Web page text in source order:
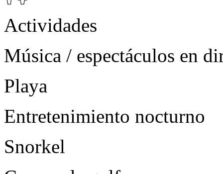
Actividades
Música / espectáculos en
Playa
Entretenimiento nocturno
Snorkel